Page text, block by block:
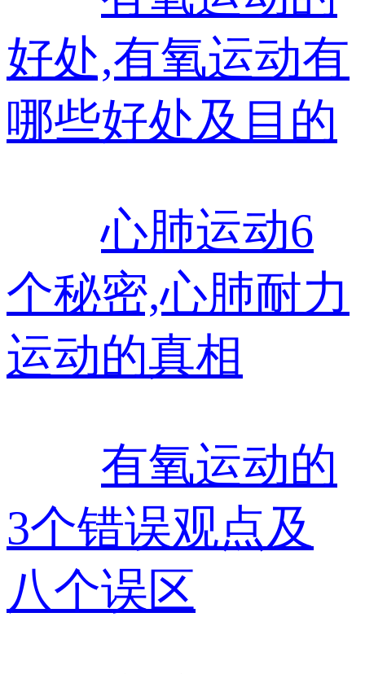
好处,有氧运动有
哪些好处及目的
心肺运动6
个秘密,心肺耐力
运动的真相
有氧运动的
3个错误观点及
八个误区